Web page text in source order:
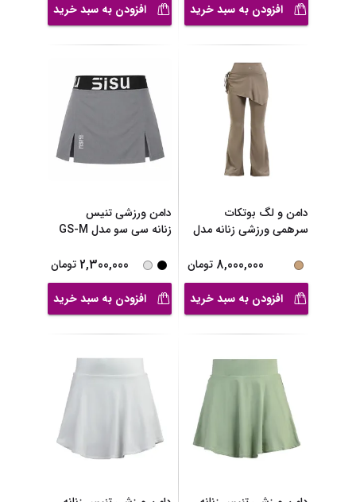
افزودن به سبد خرید
افزودن به سبد خرید
دامن و لگ بوتکات
سرهمی ورزشی زنانه مدل
8,000,000 تومان
افزودن به سبد خرید
دامن ورزشی تنیس
زنانه سی سو مدل GS-M
2,300,000تومان
افزودن به سبد خرید